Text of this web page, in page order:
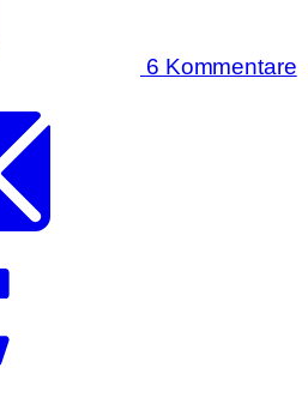
6 Kommentare